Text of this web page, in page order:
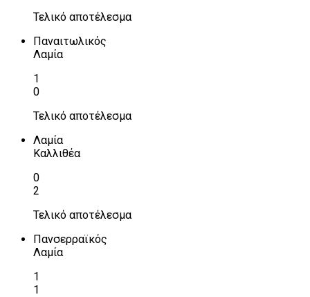
Τελικό αποτέλεσμα
Παναιτωλικός
Λαμία
1
0
Τελικό αποτέλεσμα
Λαμία
Καλλιθέα
0
2
Τελικό αποτέλεσμα
Πανσερραϊκός
Λαμία
1
1